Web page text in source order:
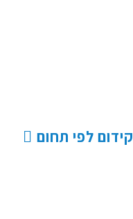
קידום לפי תחום